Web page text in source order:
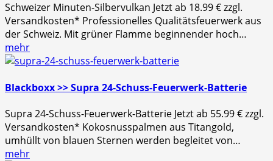
Schweizer Minuten-Silbervulkan Jetzt ab 18.99 € zzgl.
Versandkosten* Professionelles Qualitätsfeuerwerk aus
der Schweiz. Mit grüner Flamme beginnender hoch…
mehr
Blackboxx >> Supra 24-Schuss-Feuerwerk-Batterie
Supra 24-Schuss-Feuerwerk-Batterie Jetzt ab 55.99 € zzgl.
Versandkosten* Kokosnusspalmen aus Titangold,
umhüllt von blauen Sternen werden begleitet von…
mehr